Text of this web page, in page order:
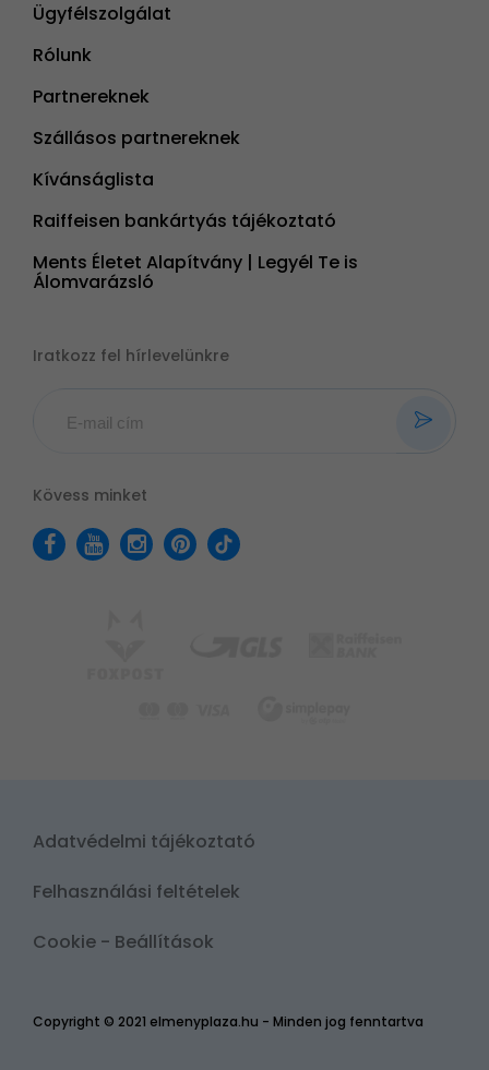
Ügyfélszolgálat
Rólunk
Partnereknek
Szállásos partnereknek
Kívánságlista
Raiffeisen bankártyás tájékoztató
Ments Életet Alapítvány | Legyél Te is
Álomvarázsló
Iratkozz fel hírlevelünkre
Kövess minket
Copyright © 2021 elmenyplaza.hu - Minden jog fenntartva
Adatvédelmi tájékoztató
Felhasználási feltételek
Cookie - Beállítások